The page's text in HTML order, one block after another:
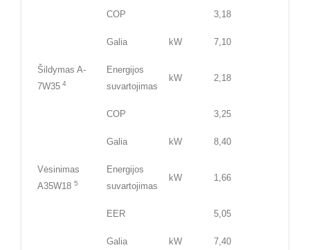
COP 3,18
Šildymas A-
7W35 4
Galia kW 7,10
Energijos
suvartojimas
kW 2,18
COP 3,25
Vėsinimas
A35W18 5
Galia kW 8,40
Energijos
suvartojimas
kW 1,66
EER 5,05
Galia kW 7,40